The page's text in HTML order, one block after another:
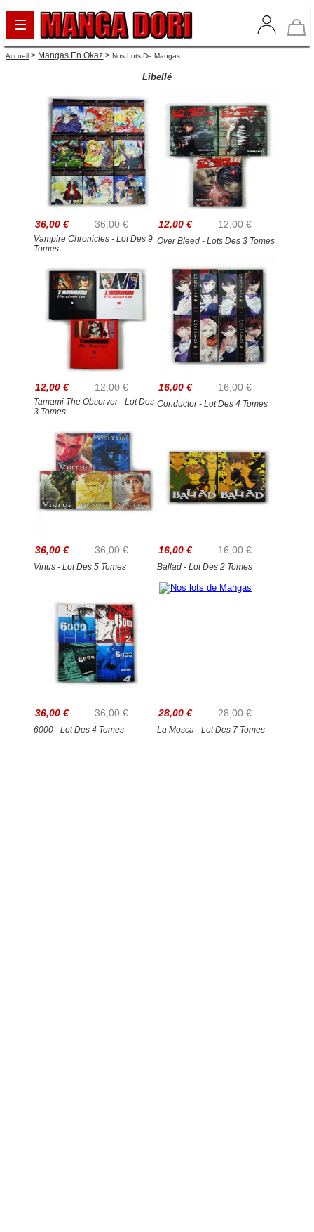
Accueil > Mangas En Okaz >Nos Lots De Mangas
Libellé
36,00 € 36,00 €
Vampire Chronicles - Lot Des 9
Tomes
12,00 € 12,00 €
Over Bleed - Lots Des 3 Tomes
12,00 € 12,00 €
Tamami The Observer - Lot Des
3 Tomes
16,00 € 16,00 €
Conductor - Lot Des 4 Tomes
36,00 € 36,00 €
Virtus - Lot Des 5 Tomes
16,00 € 16,00 €
Ballad - Lot Des 2 Tomes
36,00 € 36,00 €
6000 - Lot Des 4 Tomes
28,00 € 28,00 €
La Mosca - Lot Des 7 Tomes